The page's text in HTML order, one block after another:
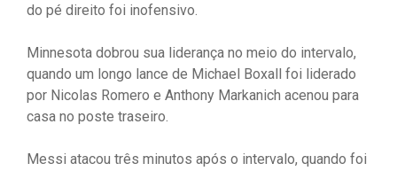
do pé direito foi inofensivo.
Minnesota dobrou sua liderança no meio do intervalo,
quando um longo lance de Michael Boxall foi liderado
por Nicolas Romero e Anthony Markanich acenou para
casa no poste traseiro.
Messi atacou três minutos após o intervalo, quando foi